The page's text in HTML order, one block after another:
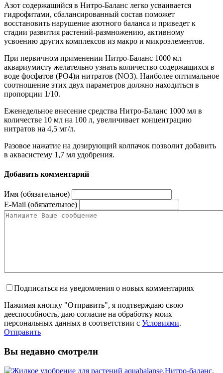
Азот содержащийся в Нитро-Баланс легко усваивается
гидрофитами, сбалансированный состав поможет
восстановить нарушение азотного баланса и приведет к
стадии развития растений-размножению, активному
усвоению других комплексов из макро и микроэлементов.
При первичном применении Нитро-Баланс 1000 мл
аквариумисту желательно узнать количество содержащихся в
воде фосфатов (PO4)и нитратов (NO3). Наиболее оптимальное
соотношение этих двух параметров должно находиться в
пропорции 1/10.
Еженедельное внесение средства Нитро-Баланс 1000 мл в
количестве 10 мл на 100 л, увеличивает концентрацию
нитратов на 4,5 мг/л.
Разовое нажатие на дозирующий колпачок позволит добавить
в аквасистему 1,7 мл удобрения.
Добавить комментарий
Имя (обязательное)
E-Mail (обязательное)
Подписаться на уведомления о новых комментариях
Нажимая кнопку "Отправить", я подтверждаю свою
дееспособность, даю согласие на обработку моих
персональных данных в соответствии с Условиями.
Отправить
Вы недавно смотрели